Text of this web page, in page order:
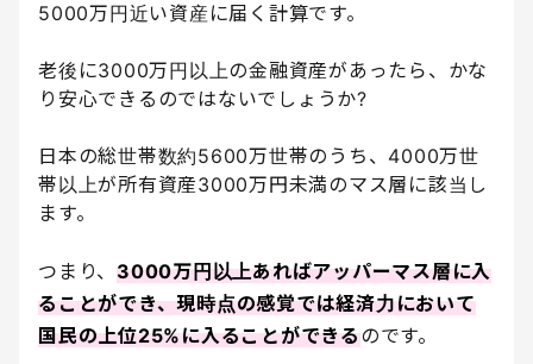
5000万円近い資産に届く計算です。
老後に3000万円以上の金融資産があったら、かな
り安心できるのではないでしょうか?
日本の総世帯数約5600万世帯のうち、4000万世
帯以上が所有資産3000万円未満のマス層に該当し
ます。
つまり、 3000万円以上あればアッパーマス層に入
ることができ、現時点の感覚では経済力において
国民の上位25%に入ることができるのです。